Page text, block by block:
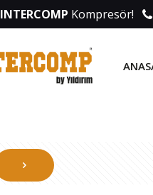
INTERCOMP Kompresör!